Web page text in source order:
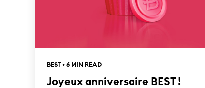
BEST • 6 MIN READ
Joyeux anniversaire BEST !